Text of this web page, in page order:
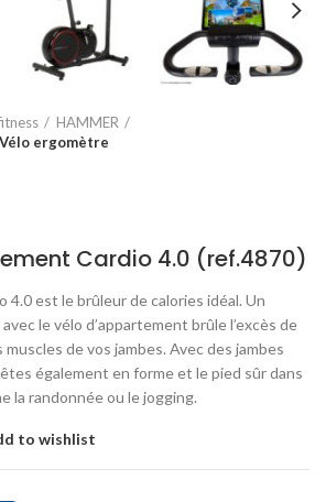
HAMMER
ergomètre
Cardio 4.0 (ref.4870)
4.0 est le brûleur de calories idéal. Un
le vélo d’appartement brûle l’excès de
de vos jambes. Avec des jambes
également en forme et le pied sûr dans
la randonnée ou le jogging.
to wishlist